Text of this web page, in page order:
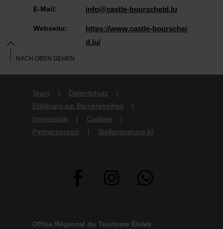
E-Mail: info@castle-bourscheid.lu
Webseite:
https://www.castle-bourschei
d.lu/
Team
Datenschutz
Erklärung zur Barrierefreiheit
Impressum
Cookies
Partnerbereich
Stellungnahme KI
Office Régional du Tourisme Éislek
NACH OBEN GEHEN